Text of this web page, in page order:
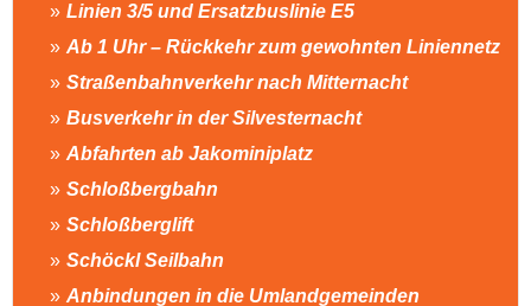
Linien 3/5 und Ersatzbuslinie E5
Ab 1 Uhr – Rückkehr zum gewohnten Liniennetz
Straßenbahnverkehr nach Mitternacht
Busverkehr in der Silvesternacht
Abfahrten ab Jakominiplatz
Schloßbergbahn
Schloßberglift
Schöckl Seilbahn
Anbindungen in die Umlandgemeinden